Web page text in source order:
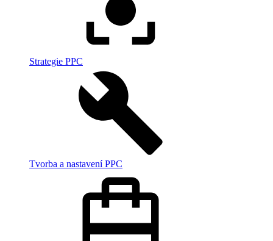
Strategie PPC
Tvorba a nastavení PPC